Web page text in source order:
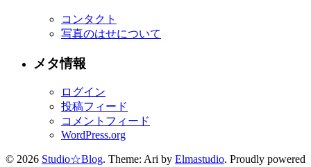
コンタクト
写真のはせについて
メタ情報
ログイン
投稿フィード
コメントフィード
WordPress.org
© 2026 Studio☆Blog. Theme: Ari by Elmastudio. Proudly powered